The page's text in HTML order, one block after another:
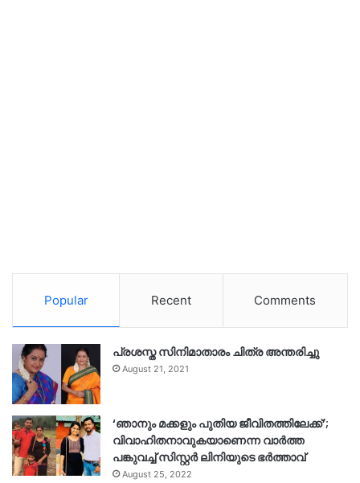
Popular Recent Comments
പ്രശസ്ത സിനിമാതാരം ചിത്ര അന്തരിച്ചു
August 21, 2021
‘ഞാനും മക്കളും പുതിയ ജീവിതത്തിലേക്ക്’;
വിവാഹിതനാവുകയാണെന്ന വാർത്ത
പങ്കുവച്ച് സിസ്റ്റർ ലിനിയുടെ ഭർത്താവ്
August 25, 2022